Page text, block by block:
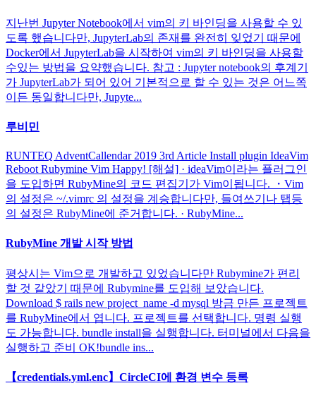
지난번 Jupyter Notebook에서 vim의 키 바인딩을 사용할 수 있
도록 했습니다만, JupyterLab의 존재를 완전히 잊었기 때문에
Docker에서 JupyterLab을 시작하여 vim의 키 바인딩을 사용할
수있는 방법을 요약했습니다. 참고 : Jupyter notebook의 후계기
가 JupyterLab가 되어 있어 기본적으로 할 수 있는 것은 어느쪽
이든 동일합니다만, Jupyte...
루비민
RUNTEQ AdventCallendar 2019 3rd Article Install plugin IdeaVim
Reboot Rubymine Vim Happy! [해설] · ideaVim이라는 플러그인
을 도입하면 RubyMine의 코드 편집기가 Vim이됩니다. ・Vim
의 설정은 ~/.vimrc 의 설정을 계승합니다만, 들여쓰기나 탭등
의 설정은 RubyMine에 준거합니다. · RubyMine...
RubyMine 개발 시작 방법
평상시는 Vim으로 개발하고 있었습니다만 Rubymine가 편리
할 것 같았기 때문에 Rubymine를 도입해 보았습니다.
Download $ rails new project_name -d mysql 방금 만든 프로젝트
를 RubyMine에서 엽니다. 프로젝트를 선택합니다. 명령 실행
도 가능합니다. bundle install을 실행합니다. 터미널에서 다음을
실행하고 준비 OK!bundle ins...
【credentials.yml.enc】CircleCI에 환경 변수 등록